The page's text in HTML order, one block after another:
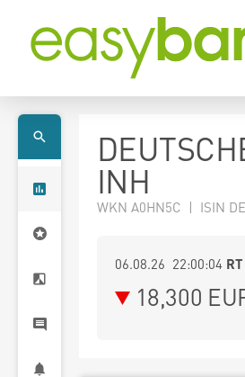
INH
WKN A0HN5C | ISIN
06.08.26 22:00:04 RT
18,300